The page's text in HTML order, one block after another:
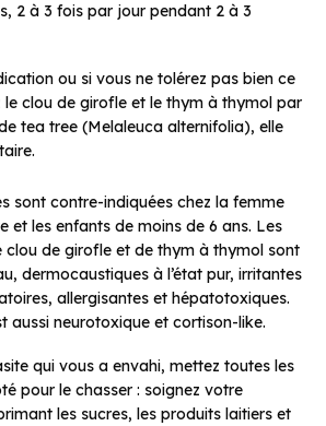
2 à 3 fois par jour pendant 2 à 3
ou si vous ne tolérez pas bien ce
le clou de girofle et le thym à thymol par
tea tree (Melaleuca alternifolia), elle
sont contre-indiquées chez la femme
et les enfants de moins de 6 ans. Les
clou de girofle et de thym à thymol sont
dermocaustiques à l’état pur, irritantes
allergisantes et hépatotoxiques.
aussi neurotoxique et cortison-like.
qui vous a envahi, mettez toutes les
pour le chasser : soignez votre
les sucres, les produits laitiers et